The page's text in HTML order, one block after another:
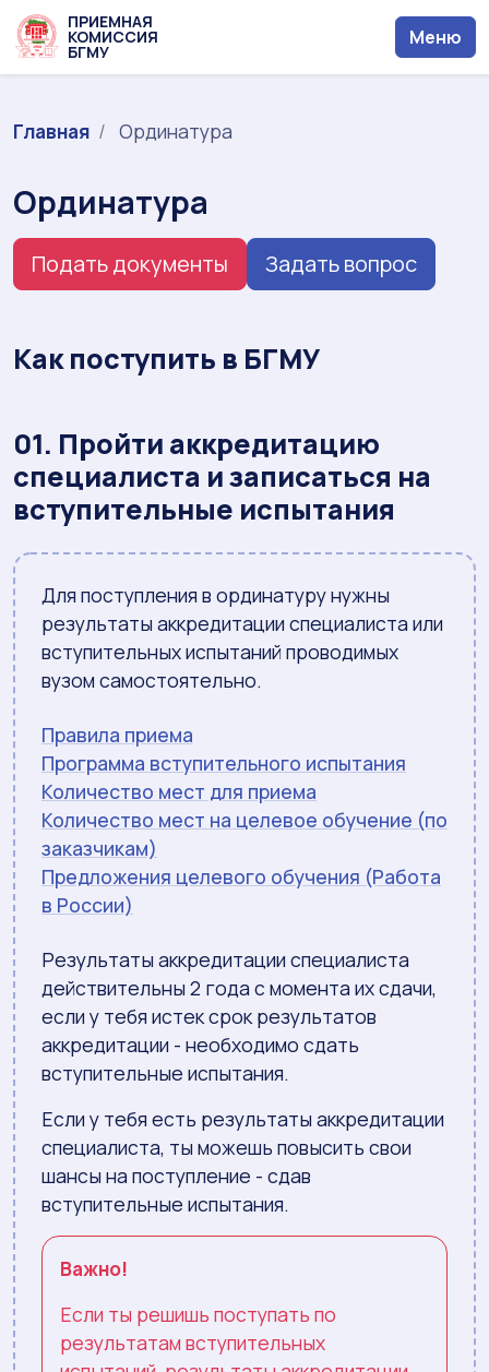
ПРИЕМНАЯ
КОМИССИЯ
БГМУ
Меню
Главная Ординатура
Ординатура
Подать документы Задать вопрос
Как поступить в БГМУ
01. Пройти аккредитацию
специалиста и записаться на
вступительные испытания
Для поступления в ординатуру нужны
результаты аккредитации специалиста или
вступительных испытаний проводимых
вузом самостоятельно.
Правила приема
Программа вступительного испытания
Количество мест для приема
Количество мест на целевое обучение (по
заказчикам)
Предложения целевого обучения (Работа
в России)
Результаты аккредитации специалиста
действительны 2 года с момента их сдачи,
если у тебя истек срок результатов
аккредитации - необходимо сдать
вступительные испытания.
Если у тебя есть результаты аккредитации
специалиста, ты можешь повысить свои
шансы на поступление - сдав
вступительные испытания.
Важно!
Если ты решишь поступать по
результатам вступительных